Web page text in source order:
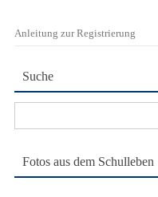
Anleitung zur Registrierung
Suche
nach:
Fotos aus dem Schulleben